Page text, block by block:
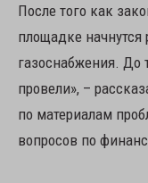
После того как
площадке
газоснабжения. До
провели», –
по материалам
вопросов по